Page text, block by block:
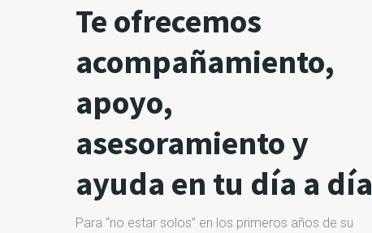
Te ofrecemos
acompañamiento,
apoyo,
asesoramiento y
ayuda en tu día a día
Para “no estar solos” en los primeros años de su